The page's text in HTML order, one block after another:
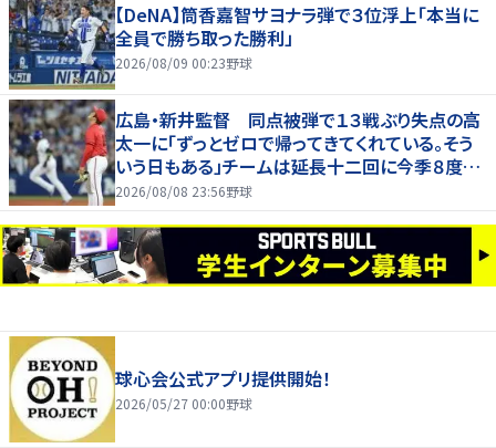
【DeNA】筒香嘉智サヨナラ弾で３位浮上「本当に
全員で勝ち取った勝利」
2026/08/09 00:23野球
広島・新井監督 同点被弾で１３戦ぶり失点の高
太一に「ずっとゼロで帰ってきてくれている。そう
いう日もある」チームは延長十二回に今季８度目
サヨナラ負け
2026/08/08 23:56野球
球心会公式アプリ提供開始！
2026/05/27 00:00野球